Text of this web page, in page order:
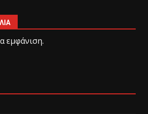
εμφάνιση.